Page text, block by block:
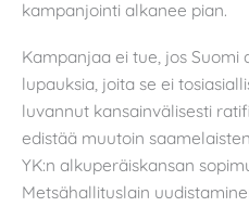
kampanjointi alkanee pian.
Kampanjaa ei tue, jos Suomi
lupauksia, joita se ei
luvannut kansainvälisesti
edistää muutoin
YK:n alkuperäiskansan
Metsähallituslain